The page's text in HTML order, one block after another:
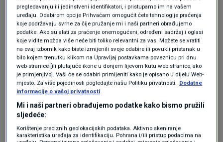
novijoj povijesti Hrvatske znamo kakva su bila
stradanja civila. Logično bi bilo da se Hrvatska
na taj način pridružila, istaknuo je glazbeni
kritičar.
Izraelska javna televizija ismijavala
Lelekice, oštro su im odgovorile
SHOWBIZ|13. svi.
pregledavanju ili jedinstveni identifikatori, i pristupamo im na vašem
uređaju. Odabirom opcije Prihvaćam omogućit ćete tehnologije praćenja
koje podržavaju svrhe za čije pružanje mi i naši partneri obrađujemo
podatke. Ako su alati za praćenje onemogućeni, određeni sadržaj i oglasi
koje vidite možda više neće biti toliko relevantni za vas. Možete se vratiti
na ovaj izbornik kako biste izmijenili svoje odabire ili povukli pristanak u
bilo kojem trenutku klikom na Upravljaj postavkama poveznicu pri dnu
web-stranice [ili plutajuće ikone u donjem lijevom kutu web stranice, ako
je primjenjivo]. Vaši će se odabiri primijeniti kako je opisano u dijelu Web-
mjesto. Za više pojedinosti pogledajte našu Politiku privatnosti. Dodatne
informacije o vašoj privatnosti
Mi i naši partneri obrađujemo podatke kako bismo pružili
sljedeće:
Korištenje preciznih geolokacijskih podataka. Aktivno skeniranje
karakteristika uređaja za identifikaciju. Pohrana i/ili pristup podacima na